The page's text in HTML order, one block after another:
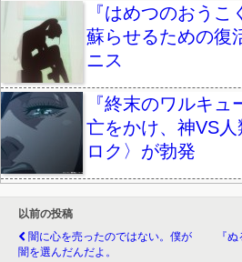
『はめつのおう
蘇らせるための復
ニス
『終末のワルキ
亡をかけ、神VS
ロク〉が勃発
以前の投稿
闇に心を売ったのではない。僕が
闇を選んだんだよ。
『